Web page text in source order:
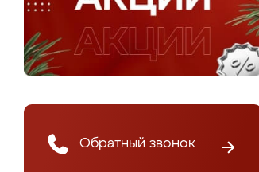
Обратный звонок